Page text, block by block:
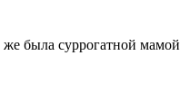
была суррогатной